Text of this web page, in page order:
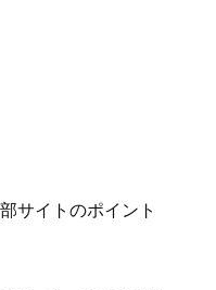
サイトのポイント